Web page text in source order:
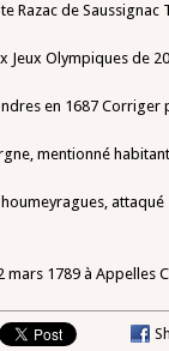
Razac de Saussignac
Olympiques de
en 1687 Corriger
mentionné
mars 1789 à Appelles